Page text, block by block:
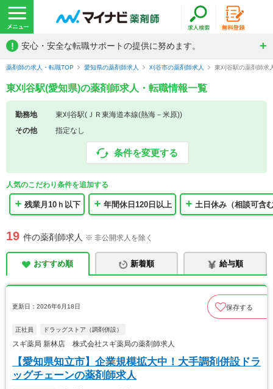
! 安心・安全な転職サポートの提供に努めます。
薬剤師の求人・転職TOP 愛知県の薬剤師求人 刈谷市の薬剤師求人 東刈谷駅の薬剤師求
東刈谷駅(愛知県)の薬剤師求人・転職情報一覧
勤務地
東刈谷駅(ＪＲ東海道本線(熱海－米原))
その他
指定なし
条件を変更する
人気のこだわり条件を追加する
残業月10ｈ以下 年間休日120日以上 土日休み（相談可含
19 件の薬剤師求人 ※ 非公開求人を除く
おすすめ順 新着順 給与順
更新日：2026年6月18日 保存する
正社員 ドラッグストア（調剤併設）
スギ薬局 新林店 株式会社スギ薬局の薬剤師求人
【愛知県知立市】企業規模拡大中！大手調剤併設ドラ
ッグチェーンの薬剤師求人